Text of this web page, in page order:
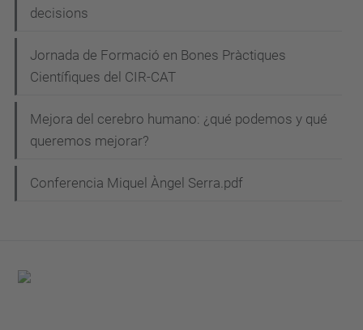
decisions
Jornada de Formació en Bones Pràctiques
Científiques del CIR-CAT
Mejora del cerebro humano: ¿qué podemos y qué
queremos mejorar?
Conferencia Miquel Àngel Serra.pdf